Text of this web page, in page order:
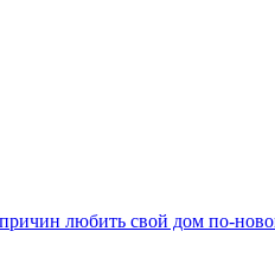
любить свой дом по-